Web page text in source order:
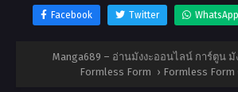
Facebook Twitter WhatsApp
Manga689 – อ่านมังงะออนไลน์ การ์ตูน
Formless Form › Formless